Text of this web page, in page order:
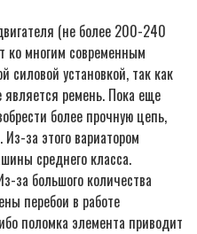
(не более 200-240
ко многим современным
силовой установкой, так как
ремень. Пока еще
более прочную цепь,
за этого вариатором
среднего класса.
за большого количества
перебои в работе
поломка элемента приводит